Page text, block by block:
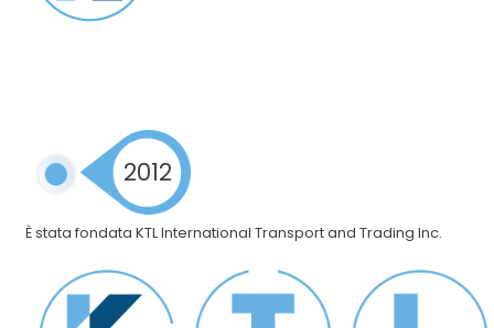
2012
È stata fondata KTL International Transport and Trading Inc.